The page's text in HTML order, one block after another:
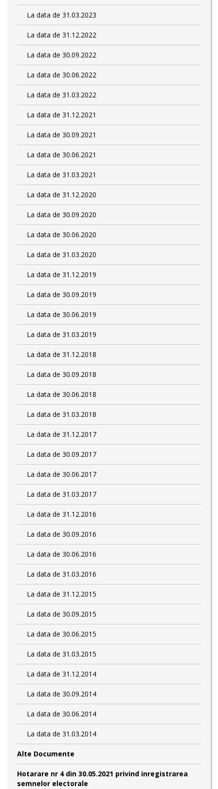
La data de 31.03.2023
La data de 31.12.2022
La data de 30.09.2022
La data de 30.06.2022
La data de 31.03.2022
La data de 31.12.2021
La data de 30.09.2021
La data de 30.06.2021
La data de 31.03.2021
La data de 31.12.2020
La data de 30.09.2020
La data de 30.06.2020
La data de 31.03.2020
La data de 31.12.2019
La data de 30.09.2019
La data de 30.06.2019
La data de 31.03.2019
La data de 31.12.2018
La data de 30.09.2018
La data de 30.06.2018
La data de 31.03.2018
La data de 31.12.2017
La data de 30.09.2017
La data de 30.06.2017
La data de 31.03.2017
La data de 31.12.2016
La data de 30.09.2016
La data de 30.06.2016
La data de 31.03.2016
La data de 31.12.2015
La data de 30.09.2015
La data de 30.06.2015
La data de 31.03.2015
La data de 31.12.2014
La data de 30.09.2014
La data de 30.06.2014
La data de 31.03.2014
Alte Documente
Hotarare nr 4 din 30.05.2021 privind inregistrarea
semnelor electorale